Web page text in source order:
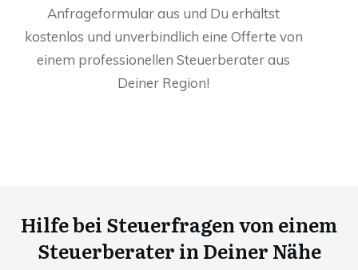
Anfrageformular aus und Du erhältst
kostenlos und unverbindlich eine Offerte von
einem professionellen Steuerberater aus
Deiner Region!
Hilfe bei Steuerfragen von einem
Steuerberater in Deiner Nähe